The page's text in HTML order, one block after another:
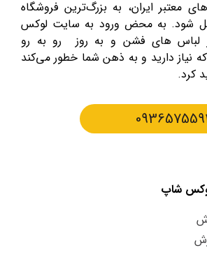
معتبر ایران، به بزرگ‌ترین فروشگاه
شود. به محض ورود به سایت لوکس
لباس های فشن و به روز رو به رو
نیاز دارید و به ذهن شما خطور می‌کند
کرد.
شاپ